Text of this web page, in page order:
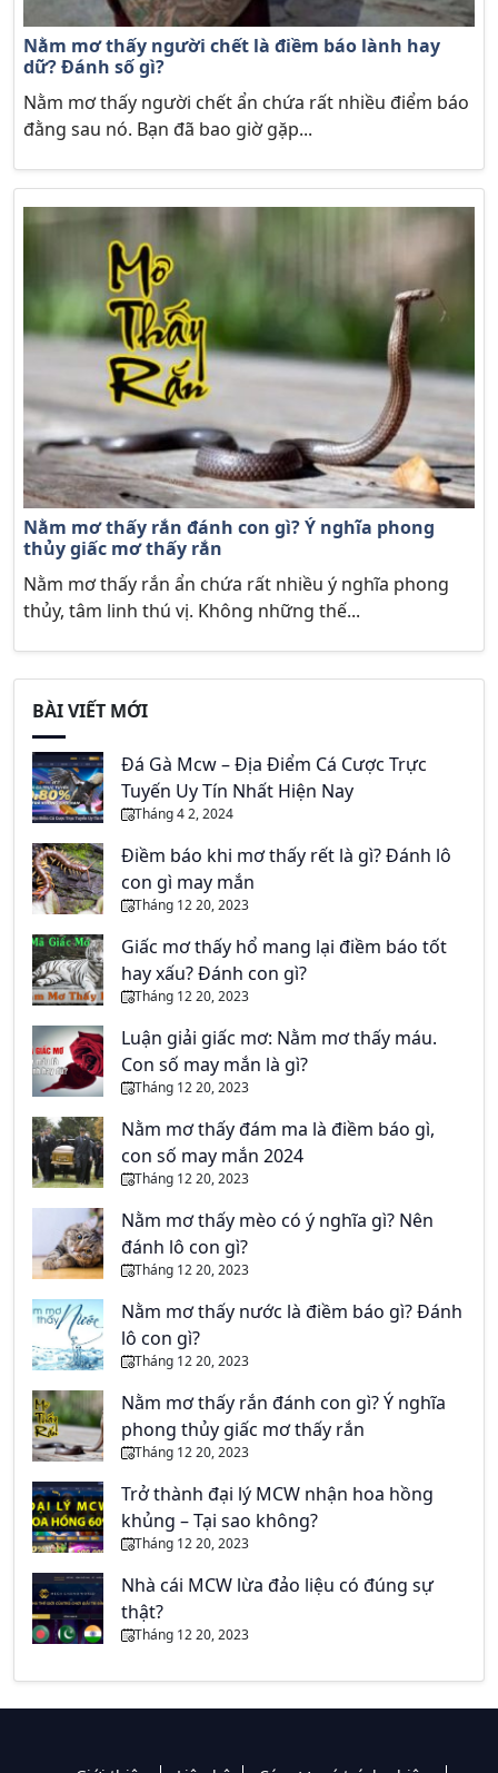
Nằm mơ thấy người chết là điềm báo lành hay
dữ? Đánh số gì?
Nằm mơ thấy người chết ẩn chứa rất nhiều điểm báo
đằng sau nó. Bạn đã bao giờ gặp...
Nằm mơ thấy rắn đánh con gì? Ý nghĩa phong
thủy giấc mơ thấy rắn
Nằm mơ thấy rắn ẩn chứa rất nhiều ý nghĩa phong
thủy, tâm linh thú vị. Không những thế...
BÀI VIẾT MỚI
Đá Gà Mcw – Địa Điểm Cá Cược Trực
Tuyến Uy Tín Nhất Hiện Nay
Tháng 4 2, 2024
Điềm báo khi mơ thấy rết là gì? Đánh lô
con gì may mắn
Tháng 12 20, 2023
Giấc mơ thấy hổ mang lại điềm báo tốt
hay xấu? Đánh con gì?
Tháng 12 20, 2023
Luận giải giấc mơ: Nằm mơ thấy máu.
Con số may mắn là gì?
Tháng 12 20, 2023
Nằm mơ thấy đám ma là điềm báo gì,
con số may mắn 2024
Tháng 12 20, 2023
Nằm mơ thấy mèo có ý nghĩa gì? Nên
đánh lô con gì?
Tháng 12 20, 2023
Nằm mơ thấy nước là điềm báo gì? Đánh
lô con gì?
Tháng 12 20, 2023
Nằm mơ thấy rắn đánh con gì? Ý nghĩa
phong thủy giấc mơ thấy rắn
Tháng 12 20, 2023
Trở thành đại lý MCW nhận hoa hồng
khủng – Tại sao không?
Tháng 12 20, 2023
Nhà cái MCW lừa đảo liệu có đúng sự
thật?
Tháng 12 20, 2023